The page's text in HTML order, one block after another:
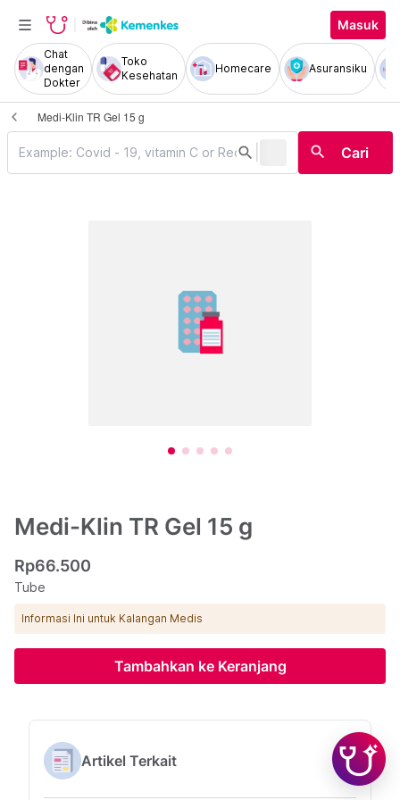
Masuk
Chat
dengan
Dokter
Toko
Kesehatan
Homecare Asuransiku
Medi-Klin TR Gel 15 g
search search Cari
Medi-Klin TR Gel 15 g
Rp66.500
Tube
Informasi Ini untuk Kalangan Medis
Tambahkan ke Keranjang
Artikel Terkait